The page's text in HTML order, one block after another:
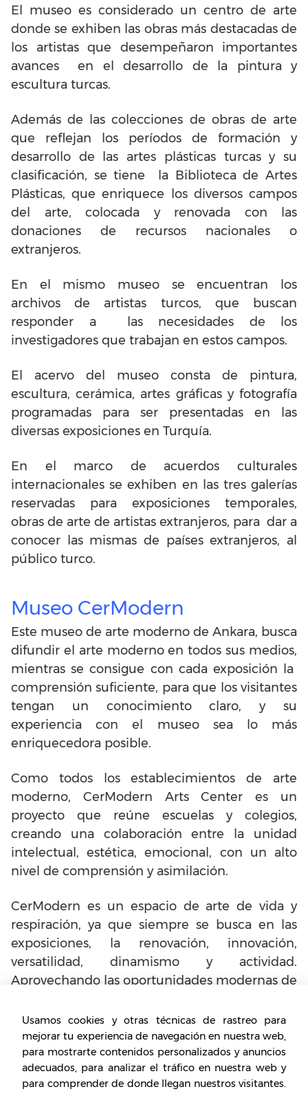
El museo es considerado un centro de arte
donde se exhiben las obras más destacadas de
los artistas que desempeñaron importantes
avances en el desarrollo de la pintura y
escultura turcas.
Además de las colecciones de obras de arte
que reflejan los períodos de formación y
desarrollo de las artes plásticas turcas y su
clasificación, se tiene la Biblioteca de Artes
Plásticas, que enriquece los diversos campos
del arte, colocada y renovada con las
donaciones de recursos nacionales o
extranjeros.
En el mismo museo se encuentran los
archivos de artistas turcos, que buscan
responder a las necesidades de los
investigadores que trabajan en estos campos.
El acervo del museo consta de pintura,
escultura, cerámica, artes gráficas y fotografía
programadas para ser presentadas en las
diversas exposiciones en Turquía.
En el marco de acuerdos culturales
internacionales se exhiben en las tres galerías
reservadas para exposiciones temporales,
obras de arte de artistas extranjeros, para dar a
conocer las mismas de países extranjeros, al
público turco.
Museo CerModern
Este museo de arte moderno de Ankara, busca
difundir el arte moderno en todos sus medios,
mientras se consigue con cada exposición la
comprensión suficiente, para que los visitantes
tengan un conocimiento claro, y su
experiencia con el museo sea lo más
enriquecedora posible.
Como todos los establecimientos de arte
moderno, CerModern Arts Center es un
proyecto que reúne escuelas y colegios,
creando una colaboración entre la unidad
intelectual, estética, emocional, con un alto
nivel de comprensión y asimilación.
CerModern es un espacio de arte de vida y
respiración, ya que siempre se busca en las
exposiciones, la renovación, innovación,
versatilidad, dinamismo y actividad.
Aprovechando las oportunidades modernas de
el público entre en contacto y conozca las
obras de arte.
Usamos cookies y otras técnicas de rastreo para
mejorar tu experiencia de navegación en nuestra web,
para mostrarte contenidos personalizados y anuncios
adecuados, para analizar el tráfico en nuestra web y
para comprender de donde llegan nuestros visitantes.